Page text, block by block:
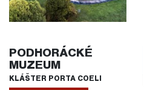
PODHORÁCKÉ
MUZEUM
KLÁŠTER PORTA COELI